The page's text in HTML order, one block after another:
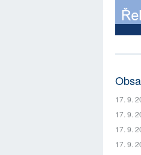
17. 9.
17. 9.
17. 9.
17. 9.